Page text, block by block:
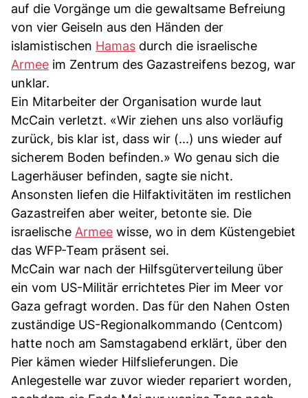
auf die Vorgänge um die gewaltsame Befreiung
von vier Geiseln aus den Händen der
islamistischen Hamas durch die israelische
Armee im Zentrum des Gazastreifens bezog, war
unklar.
Ein Mitarbeiter der Organisation wurde laut
McCain verletzt. «Wir ziehen uns also vorläufig
zurück, bis klar ist, dass wir (...) uns wieder auf
sicherem Boden befinden.» Wo genau sich die
Lagerhäuser befinden, sagte sie nicht.
Ansonsten liefen die Hilfaktivitäten im restlichen
Gazastreifen aber weiter, betonte sie. Die
israelische Armee wisse, wo in dem Küstengebiet
das WFP-Team präsent sei.
McCain war nach der Hilfsgüterverteilung über
ein vom US-Militär errichtetes Pier im Meer vor
Gaza gefragt worden. Das für den Nahen Osten
zuständige US-Regionalkommando (Centcom)
hatte noch am Samstagabend erklärt, über den
Pier kämen wieder Hilfslieferungen. Die
Anlegestelle war zuvor wieder repariert worden,